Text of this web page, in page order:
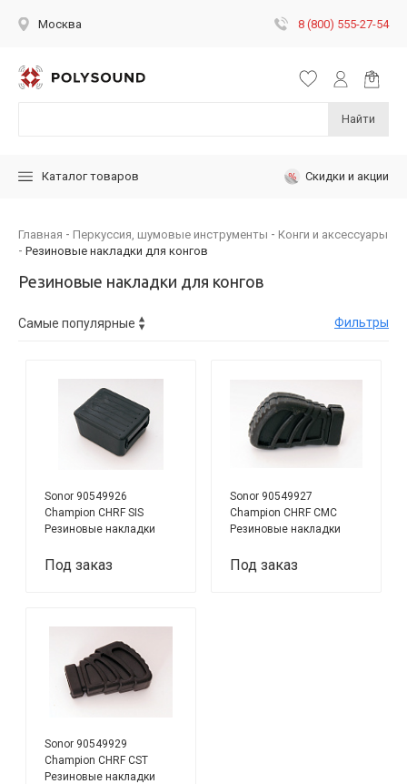
Москва 8 (800) 555-27-54
Найти
Каталог товаров Скидки и акции
Главная Перкуссия, шумовые инструменты
Конги и аксессуары
Резиновые накладки для конгов
Резиновые накладки для конгов
Фильтры
Sonor 90549926
Champion CHRF SIS
Резиновые накладки
конги, 3шт
Под заказ
Sonor 90549927
Champion CHRF CMC
Резиновые накладки
мини-конги, 3шт
Под заказ
Sonor 90549929
Champion CHRF CST
Резиновые накладки